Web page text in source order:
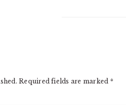
Required fields are marked *